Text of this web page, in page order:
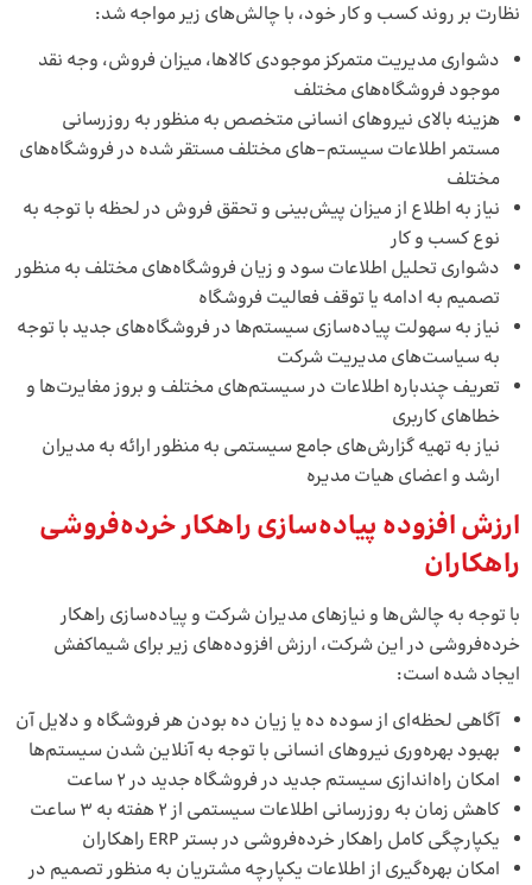
نظارت بر روند کسب و کار خود، با چالش‌‌های زیر مواجه شد:
دشواری مدیریت متمرکز موجودی کالاها، میزان فروش، وجه نقد
موجود فروشگاه‌‌های مختلف
هزینه بالای نیروهای انسانی متخصص به منظور به روزرسانی
مستمر اطلاعات سیستم-های مختلف مستقر شده در فروشگاه‌‌های
مختلف
نیاز به اطلاع از میزان پیش‌‌بینی و تحقق فروش در لحظه با توجه به
نوع کسب و کار
دشواری تحلیل اطلاعات سود و زیان فروشگاه‌‌های مختلف به منظور
تصمیم به ادامه یا توقف فعالیت فروشگاه
نیاز به سهولت پیاده‌‌سازی سیستم‌‌ها در فروشگاه‌‌های جدید با توجه
به سیاست‌‌های مدیریت شرکت
تعریف چندباره اطلاعات در سیستم‌‌های مختلف و بروز مغایرت‌‌ها و
خطاهای کاربری
نیاز به تهیه گزارش‌‌های جامع سیستمی به منظور ارائه به مدیران
ارشد و اعضای هیات مدیره
ارزش افزوده پیاده‌‌سازی راهکار خرده‌‌فروشی
راهکاران
با توجه به چالش‌‌ها و نیازهای مدیران شرکت و پیاده‌‌سازی راهکار
خرده‌‌فروشی در این شرکت، ارزش افزوده‌‌های زیر برای شیماکفش
ایجاد شده است:
آگاهی لحظه‌‌ای از سوده ده یا زیان ده بودن هر فروشگاه و دلایل آن
بهبود بهره‌‌وری نیروهای انسانی با توجه به آنلاین شدن سیستم‌‌ها
امکان راه‌‌اندازی سیستم جدید در فروشگاه جدید در 2 ساعت
کاهش زمان به روزرسانی اطلاعات سیستمی از 2 هفته به 3 ساعت
یکپارچگی کامل راهکار خرده‌‌فروشی در بستر ERP راهکاران
امکان بهره‌‌گیری از اطلاعات یکپارچه مشتریان به منظور تصمیم در